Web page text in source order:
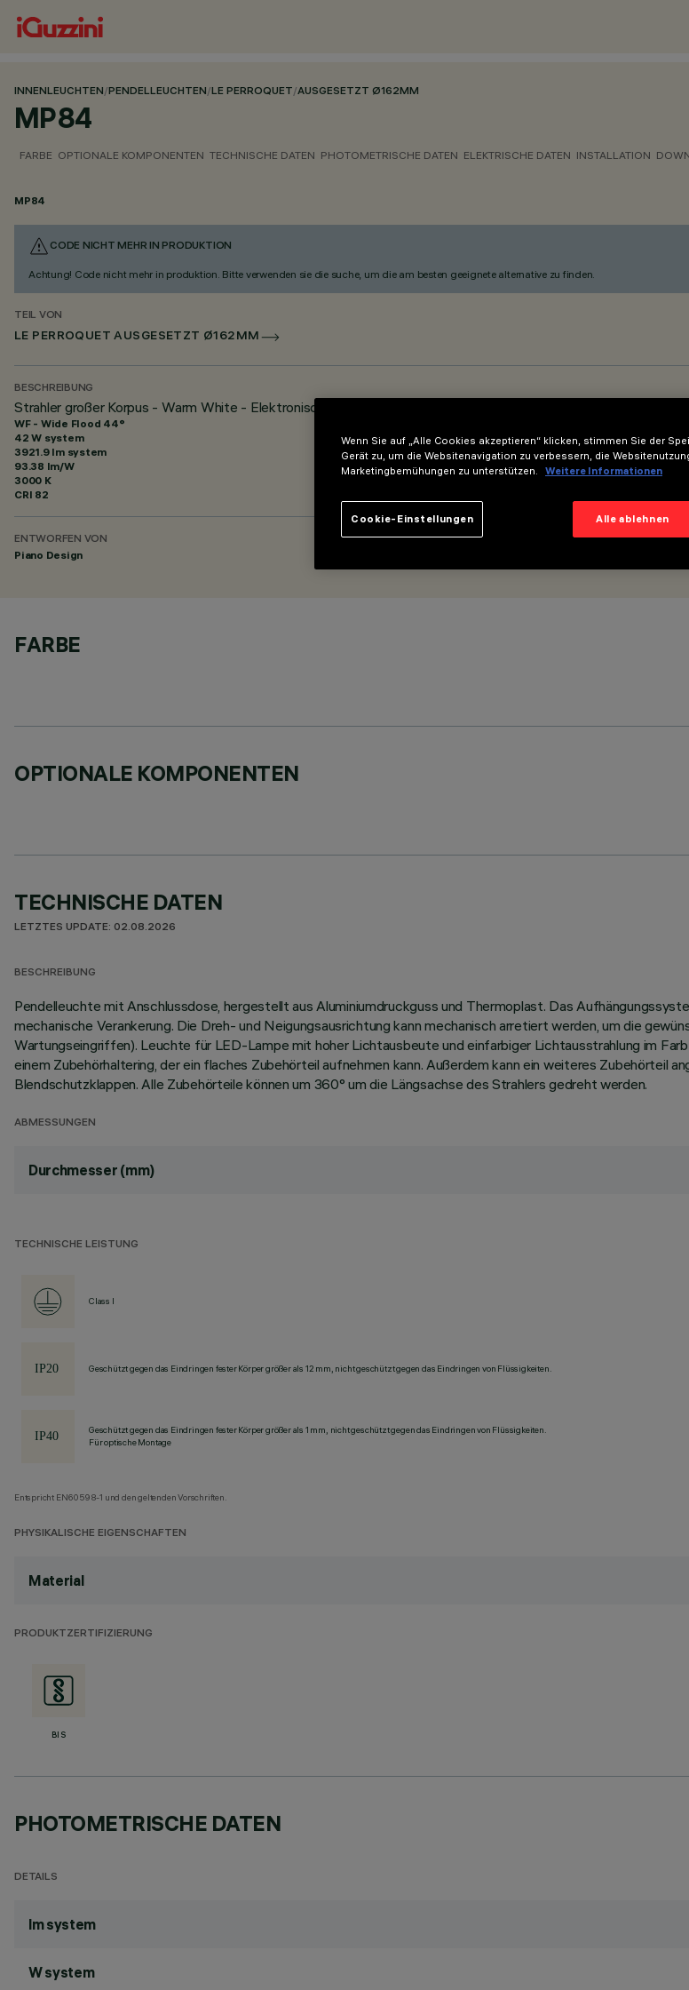
INNENLEUCHTEN/PENDELLEUCHTEN/LE PERROQUET/AUSGESETZT Ø162MM
MP84
FARBE OPTIONALE KOMPONENTEN TECHNISCHE DATEN PHOTOMETRISCHE DATEN ELEKTRISCHE DATEN INSTALLATION
MP84
CODE NICHT MEHR IN PRODUKTION
Achtung! Code nicht mehr in produktion. Bitte verwenden sie die suche, um die am besten geeignete alternative zu finden.
TEIL VON
LE PERROQUET AUSGESETZT Ø162MM
BESCHREIBUNG
Strahler großer Korpus - Warm White - Elektronisches Vorschaltgerät - Wide-Flood-Optik
WF - Wide Flood 44°
42 W system
3921.9 lm system
93.38 lm/W
3000 K
CRI 82
ENTWORFEN VON
Piano Design
FARBE
OPTIONALE KOMPONENTEN
TECHNISCHE DATEN
LETZTES UPDATE: 02.08.2026
BESCHREIBUNG
Pendelleuchte mit Anschlussdose, hergestellt aus Aluminiumdruckguss und Thermoplast. Das
mechanische Verankerung. Die Dreh- und Neigungsausrichtung kann mechanisch arretiert werden, um die
Wartungseingriffen). Leuchte für LED-Lampe mit hoher Lichtausbeute und einfarbiger Lichtausstrahlung im
einem Zubehörhaltering, der ein flaches Zubehörteil aufnehmen kann. Außerdem kann ein weiteres Zubehörteil
Blendschutzklappen. Alle Zubehörteile können um 360° um die Längsachse des Strahlers gedreht werden.
ABMESSUNGEN
Durchmesser (mm)
TECHNISCHE LEISTUNG
Class I
Geschützt gegen das Eindringen fester Körper größer als 12 mm, nicht geschützt gegen das Eindringen von Flüssigkeiten.
Geschützt gegen das Eindringen fester Körper größer als 1 mm, nicht geschützt gegen das Eindringen von Flüssigkeiten.
Für optische Montage
Entspricht EN60598-1 und den geltenden Vorschriften.
PHYSIKALISCHE EIGENSCHAFTEN
Material
PRODUKTZERTIFIZIERUNG
BIS
PHOTOMETRISCHE DATEN
DETAILS
lm system
W system
Wenn Sie auf „Alle Cookies akzeptieren“ klicken, stimmen Sie der
Gerät zu, um die Websitenavigation zu verbessern, die
Marketingbemühungen zu unterstützen.
Weitere Informationen
Alle ablehnen
Cookie-Einstellungen